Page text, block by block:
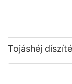
Tojáshéj